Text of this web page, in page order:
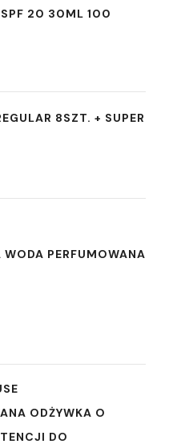
SPF 20 30ML 100
8SZT. + SUPER
WODA PERFUMOWANA
ODŻYWKA O
DO